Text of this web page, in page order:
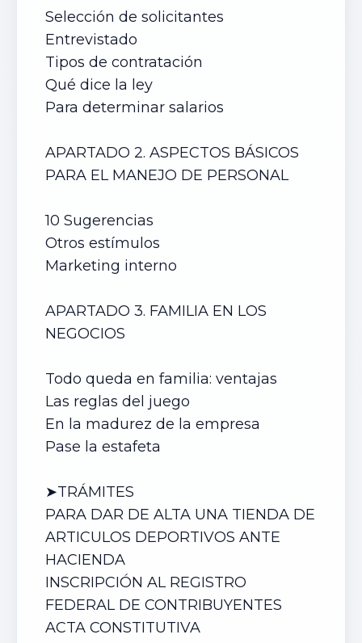
Selección de solicitantes
Entrevistado
Tipos de contratación
Qué dice la ley
Para determinar salarios
APARTADO 2. ASPECTOS BÁSICOS
PARA EL MANEJO DE PERSONAL
10 Sugerencias
Otros estímulos
Marketing interno
APARTADO 3. FAMILIA EN LOS
NEGOCIOS
Todo queda en familia: ventajas
Las reglas del juego
En la madurez de la empresa
Pase la estafeta
➤TRÁMITES
PARA DAR DE ALTA UNA TIENDA DE
ARTICULOS DEPORTIVOS ANTE
HACIENDA
INSCRIPCIÓN AL REGISTRO
FEDERAL DE CONTRIBUYENTES
ACTA CONSTITUTIVA